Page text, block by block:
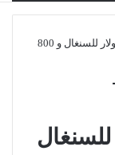
شان2022: مليوني دولار للسنغال و 800
-
للسنغال